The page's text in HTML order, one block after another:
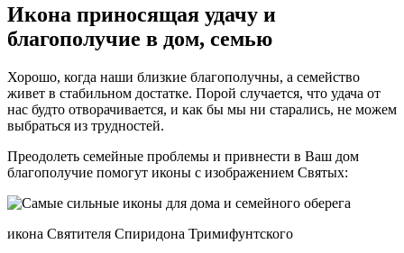
Икона приносящая удачу и
благополучие в дом, семью
Хорошо, когда наши близкие благополучны, а семейство
живет в стабильном достатке. Порой случается, что удача от
нас будто отворачивается, и как бы мы ни старались, не можем
выбраться из трудностей.
Преодолеть семейные проблемы и привнести в Ваш дом
благополучие помогут иконы с изображением Святых:
икона Святителя Спиридона Тримифунтского